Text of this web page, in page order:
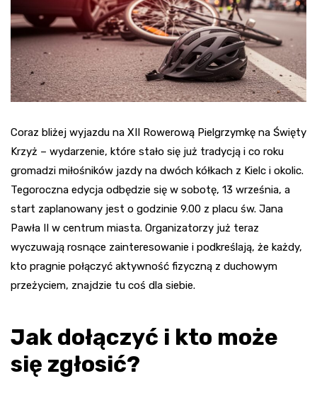
Coraz bliżej wyjazdu na XII Rowerową Pielgrzymkę na Święty
Krzyż – wydarzenie, które stało się już tradycją i co roku
gromadzi miłośników jazdy na dwóch kółkach z Kielc i okolic.
Tegoroczna edycja odbędzie się w sobotę, 13 września, a
start zaplanowany jest o godzinie 9.00 z placu św. Jana
Pawła II w centrum miasta. Organizatorzy już teraz
wyczuwają rosnące zainteresowanie i podkreślają, że każdy,
kto pragnie połączyć aktywność fizyczną z duchowym
przeżyciem, znajdzie tu coś dla siebie.
Jak dołączyć i kto może
się zgłosić?